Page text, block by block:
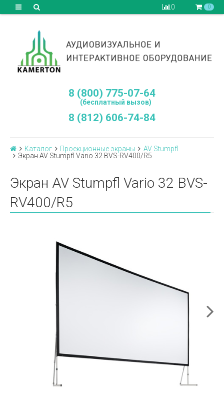
0 0
8 (800) 775-07-64
(бесплатный вызов)
8 (812) 606-74-84
Каталог Проекционные экраны
AV Stumpfl
Экран AV Stumpfl Vario 32 BVS-RV400/R5
Экран AV Stumpfl Vario 32 BVS-
RV400/R5